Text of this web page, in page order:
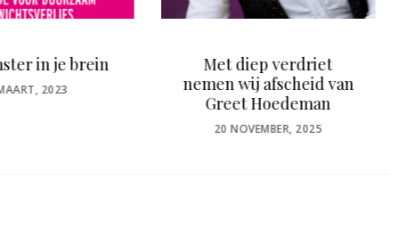
diep verdriet
wij afscheid van
Waarom hannah gelooft
in een 5-daagse
opleiding
bindweefselmassage